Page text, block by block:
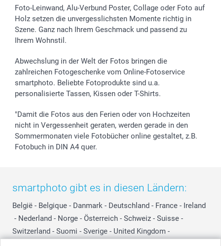
Sticker & Etiketten
Geschenk-Gutscheine (PDF)
Presse
Partnerprogramme
Investor Relations
B2B smartbusiness
Widerrufsrecht
Kommunion & Konfirmation
Hochzeit
Geburtstag
Geburt
Zu allen Anlässen
Lieferfristen
72h Lieferung
Zahlungsmöglichkeiten
Sitemap
Status der Bestellung
smartfriends
smartgarantie
smartbonus
Foto-Leinwand, Alu-Verbund Poster, Collage oder Foto auf
Holz setzen die unvergesslichsten Momente richtig in
Szene. Ganz nach Ihrem Geschmack und passend zu
Ihrem Wohnstil.
Abwechslung in der Welt der Fotos bringen die
zahlreichen Fotogeschenke vom Online-Fotoservice
smartphoto. Beliebte Fotoprodukte sind u.a.
personalisierte Tassen, Kissen oder T-Shirts.
"Damit die Fotos aus den Ferien oder von Hochzeiten
nicht in Vergessenheit geraten, werden gerade in den
Sommermonaten viele Fotobücher online gestaltet, z.B.
Fotobuch in DIN A4 quer.
smartphoto gibt es in diesen Ländern:
België - Belgique - Danmark - Deutschland - France - Ireland
- Nederland - Norge - Österreich - Schweiz - Suisse -
Switzerland - Suomi - Sverige - United Kingdom -
Other Countries